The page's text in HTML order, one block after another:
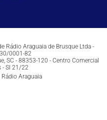
Rádio Araguaia de Brusque Ltda -
0001-82
SC - 88353-120 - Centro Comercial
- Sl 21/22
Araguaia